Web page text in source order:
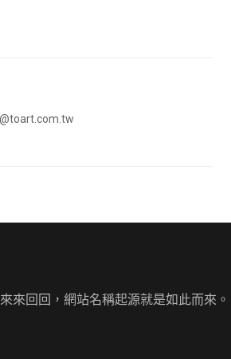
來回回，網站名稱起源就是如此而來。